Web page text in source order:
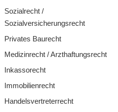
Sozialrecht /
Sozialversicherungsrecht
Privates Baurecht
Medizinrecht / Arzthaftungsrecht
Inkassorecht
Immobilienrecht
Handelsvertreterrecht